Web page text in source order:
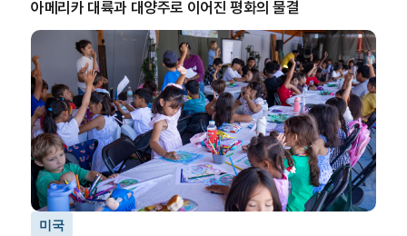
아메리카 대륙과 대양주로 이어진 평화의 물결
미국